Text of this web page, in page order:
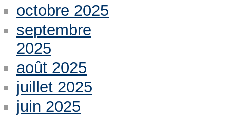
octobre 2025
septembre
2025
août 2025
juillet 2025
juin 2025